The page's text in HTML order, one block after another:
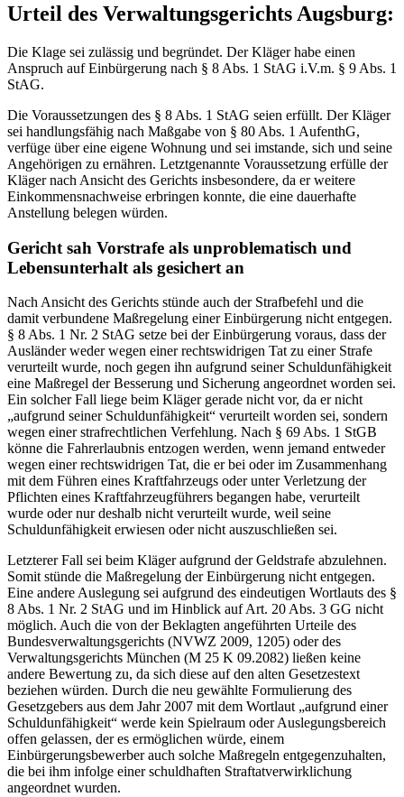
Urteil des Verwaltungsgerichts Augsburg:
Die Klage sei zulässig und begründet. Der Kläger habe einen
Anspruch auf Einbürgerung nach § 8 Abs. 1 StAG i.V.m. § 9 Abs. 1
StAG.
Die Voraussetzungen des § 8 Abs. 1 StAG seien erfüllt. Der Kläger
sei handlungsfähig nach Maßgabe von § 80 Abs. 1 AufenthG,
verfüge über eine eigene Wohnung und sei imstande, sich und seine
Angehörigen zu ernähren. Letztgenannte Voraussetzung erfülle der
Kläger nach Ansicht des Gerichts insbesondere, da er weitere
Einkommensnachweise erbringen konnte, die eine dauerhafte
Anstellung belegen würden.
Gericht sah Vorstrafe als unproblematisch und
Lebensunterhalt als gesichert an
Nach Ansicht des Gerichts stünde auch der Strafbefehl und die
damit verbundene Maßregelung einer Einbürgerung nicht entgegen.
§ 8 Abs. 1 Nr. 2 StAG setze bei der Einbürgerung voraus, dass der
Ausländer weder wegen einer rechtswidrigen Tat zu einer Strafe
verurteilt wurde, noch gegen ihn aufgrund seiner Schuldunfähigkeit
eine Maßregel der Besserung und Sicherung angeordnet worden sei.
Ein solcher Fall liege beim Kläger gerade nicht vor, da er nicht
„aufgrund seiner Schuldunfähigkeit“ verurteilt worden sei, sondern
wegen einer strafrechtlichen Verfehlung. Nach § 69 Abs. 1 StGB
könne die Fahrerlaubnis entzogen werden, wenn jemand entweder
wegen einer rechtswidrigen Tat, die er bei oder im Zusammenhang
mit dem Führen eines Kraftfahrzeugs oder unter Verletzung der
Pflichten eines Kraftfahrzeugführers begangen habe, verurteilt
wurde oder nur deshalb nicht verurteilt wurde, weil seine
Schuldunfähigkeit erwiesen oder nicht auszuschließen sei.
Letzterer Fall sei beim Kläger aufgrund der Geldstrafe abzulehnen.
Somit stünde die Maßregelung der Einbürgerung nicht entgegen.
Eine andere Auslegung sei aufgrund des eindeutigen Wortlauts des §
8 Abs. 1 Nr. 2 StAG und im Hinblick auf Art. 20 Abs. 3 GG nicht
möglich. Auch die von der Beklagten angeführten Urteile des
Bundesverwaltungsgerichts (NVWZ 2009, 1205) oder des
Verwaltungsgerichts München (M 25 K 09.2082) ließen keine
andere Bewertung zu, da sich diese auf den alten Gesetzestext
beziehen würden. Durch die neu gewählte Formulierung des
Gesetzgebers aus dem Jahr 2007 mit dem Wortlaut „aufgrund einer
Schuldunfähigkeit“ werde kein Spielraum oder Auslegungsbereich
offen gelassen, der es ermöglichen würde, einem
Einbürgerungsbewerber auch solche Maßregeln entgegenzuhalten,
die bei ihm infolge einer schuldhaften Straftatverwirklichung
angeordnet wurden.